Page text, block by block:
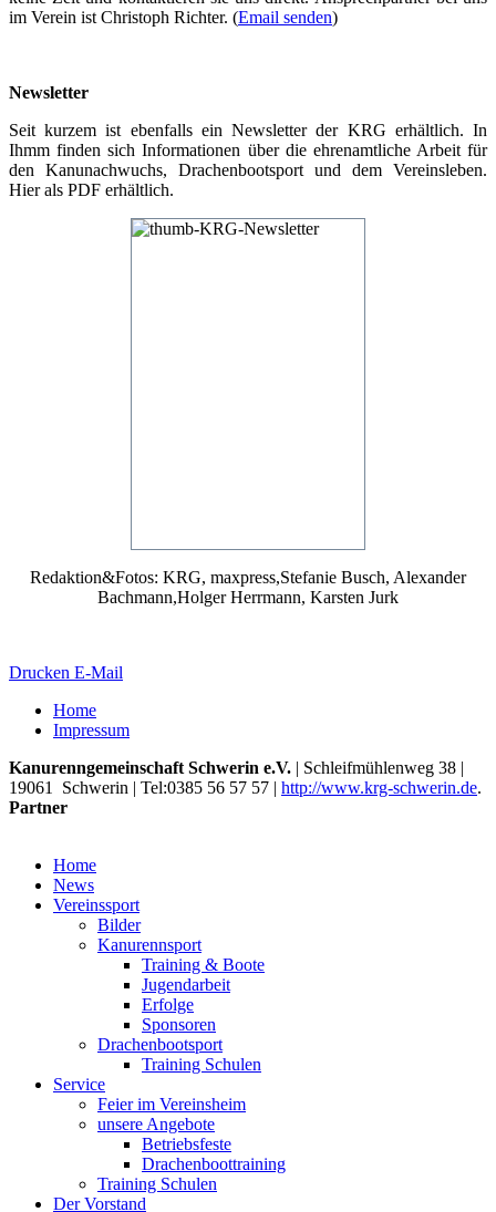
im Verein ist Christoph Richter. (Email senden)
Newsletter
Seit kurzem ist ebenfalls ein Newsletter der KRG erhältlich. In
Ihmm finden sich Informationen über die ehrenamtliche Arbeit für
den Kanunachwuchs, Drachenbootsport und dem Vereinsleben.
Hier als PDF erhältlich.
Redaktion&Fotos: KRG, maxpress,Stefanie Busch, Alexander
Bachmann,Holger Herrmann, Karsten Jurk
Drucken E-Mail
Home
Impressum
Kanurenngemeinschaft Schwerin e.V. | Schleifmühlenweg 38 |
19061 Schwerin | Tel:0385 56 57 57 | http://www.krg-schwerin.de.
Partner
Home
News
Vereinssport
Bilder
Kanurennsport
Training & Boote
Jugendarbeit
Erfolge
Sponsoren
Drachenbootsport
Training Schulen
Service
Feier im Vereinsheim
unsere Angebote
Betriebsfeste
Drachenboottraining
Training Schulen
Der Vorstand